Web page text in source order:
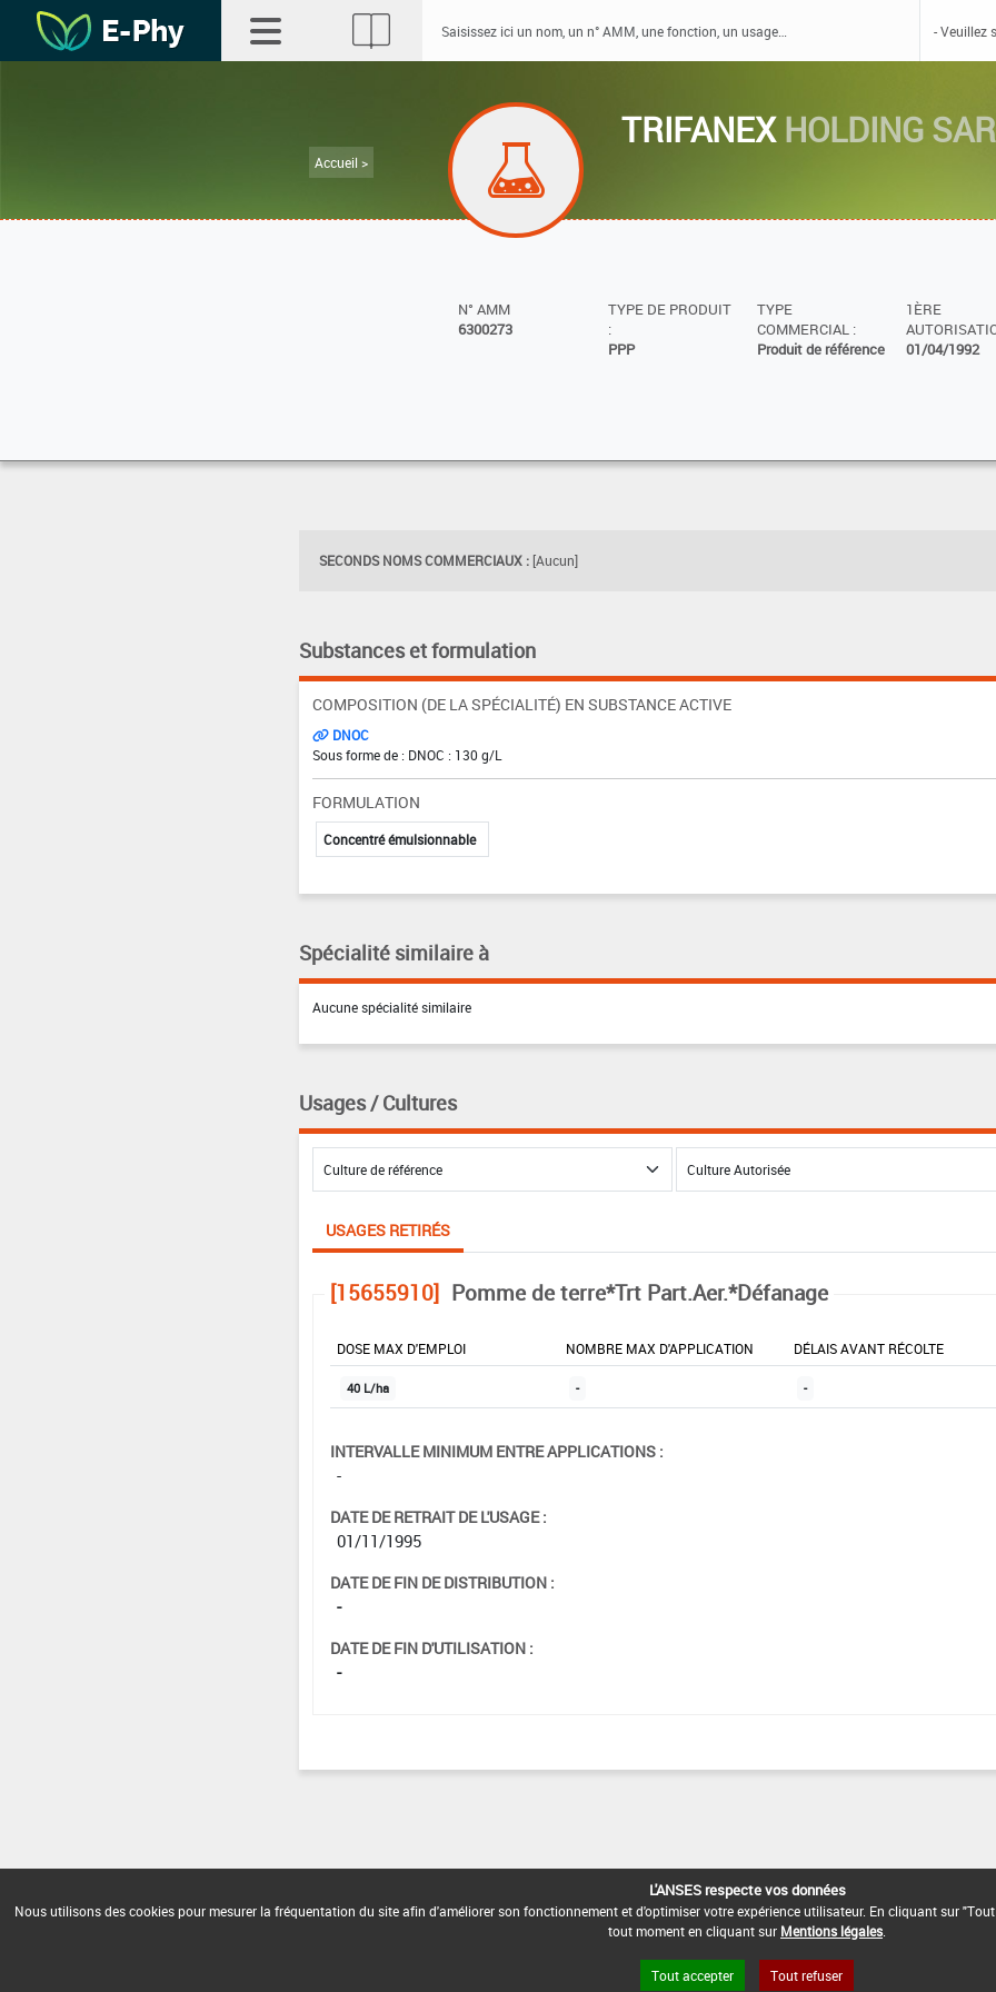
Accueil >
TRIFANEXHOLDING
N° AMM
6300273
TYPE DE PRODUIT
:
PPP
TYPE
COMMERCIAL :
Produit de référence
1ÈRE
01/04/1992
SECONDS NOMS COMMERCIAUX : [Aucun]
Substances et formulation
COMPOSITION (DE LA SPÉCIALITÉ) EN SUBSTANCE ACTIVE
DNOC
Sous forme de : DNOC : 130 g/L
FORMULATION
Concentré émulsionnable
Spécialité similaire à
Aucune spécialité similaire
Usages / Cultures
USAGES RETIRÉS
[15655910] Pomme de terre*Trt Part.Aer.*Défanage
DOSE MAX D'EMPLOI NOMBRE MAX D'APPLICATION DÉLAIS AVANT RÉCOLTE
40 L/ha - -
INTERVALLE MINIMUM ENTRE APPLICATIONS :
-
DATE DE RETRAIT DE L'USAGE :
01/11/1995
DATE DE FIN DE DISTRIBUTION :
-
DATE DE FIN D'UTILISATION :
-
Version du produit : v 2.0
L'ANSES respecte vos données
Nous utilisons des cookies pour mesurer la fréquentation du site afin d'améliorer son fonctionnement et d'optimiser votre expérience utilisateur. En cliquant sur
tout moment en cliquant sur Mentions légales
Tout accepter Tout refuser